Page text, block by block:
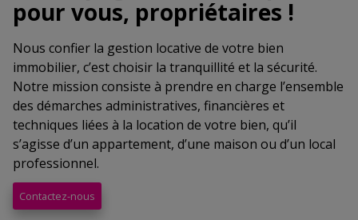
pour vous, propriétaires !
Nous confier la gestion locative de votre bien
immobilier, c’est choisir la tranquillité et la sécurité.
Notre mission consiste à prendre en charge l’ensemble
des démarches administratives, financières et
techniques liées à la location de votre bien, qu’il
s’agisse d’un appartement, d’une maison ou d’un local
professionnel.
Contactez-nous